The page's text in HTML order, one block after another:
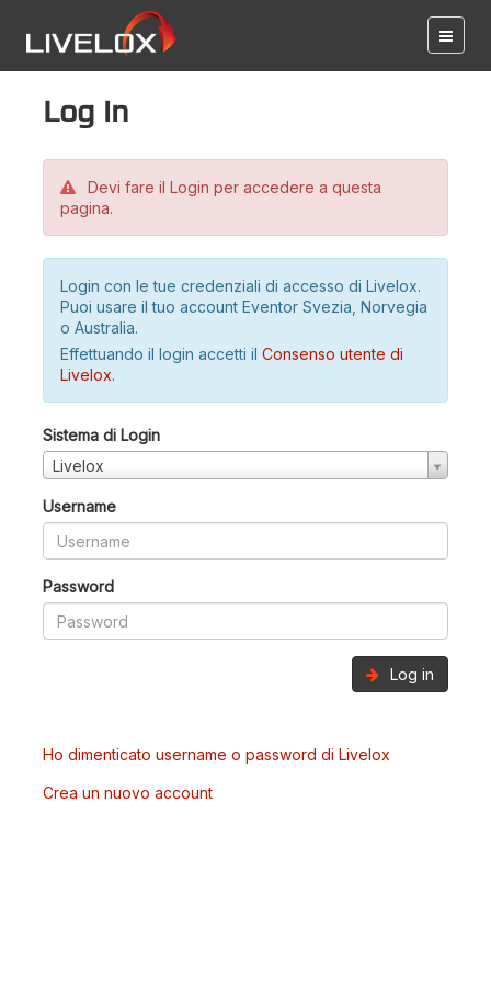
Log in
Devi fare il Login per accedere a questa
pagina.
Login con le tue credenziali di accesso di Livelox.
Puoi usare il tuo account Eventor Svezia, Norvegia
o Australia.
Effettuando il login accetti il Consenso utente di
Livelox.
Sistema di Login
Livelox
Username
Password
Log in
Ho dimenticato username o password di Livelox
Crea un nuovo account